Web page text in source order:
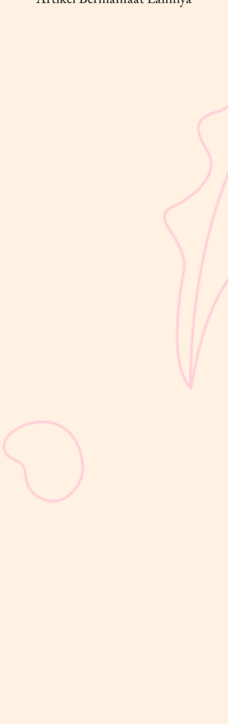
dalam masa 1000 Hari Pertama Kehidupan (HPK). Pada tahap ini,
perkembangan si Kecil berlangsung sangat pesat, mulai dari
kemampuan berjalan, berbicara, hingga berinteraksi dengan orang
Selain berat badan, tinggi badan menjadi salah satu indikator
utama untuk menilai apakah tumbuh kembang si Kecil berjalan